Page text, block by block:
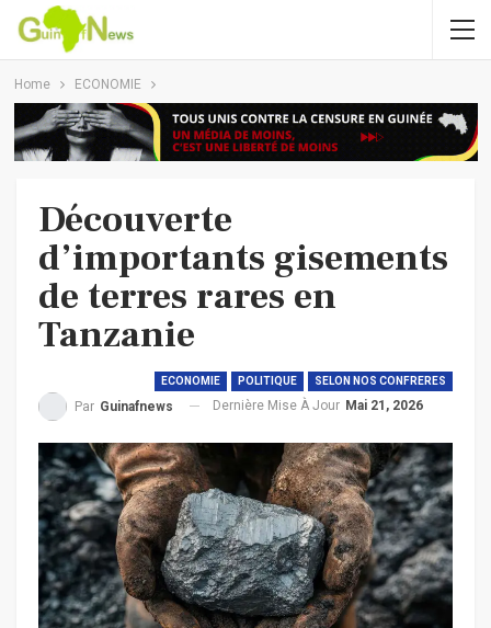
Home ECONOMIE
Découverte
d’importants gisements
de terres rares en
Tanzanie
ECONOMIE POLITIQUE SELON NOS CONFRERES
Par Guinafnews Dernière Mise À Jour Mai 21, 2026